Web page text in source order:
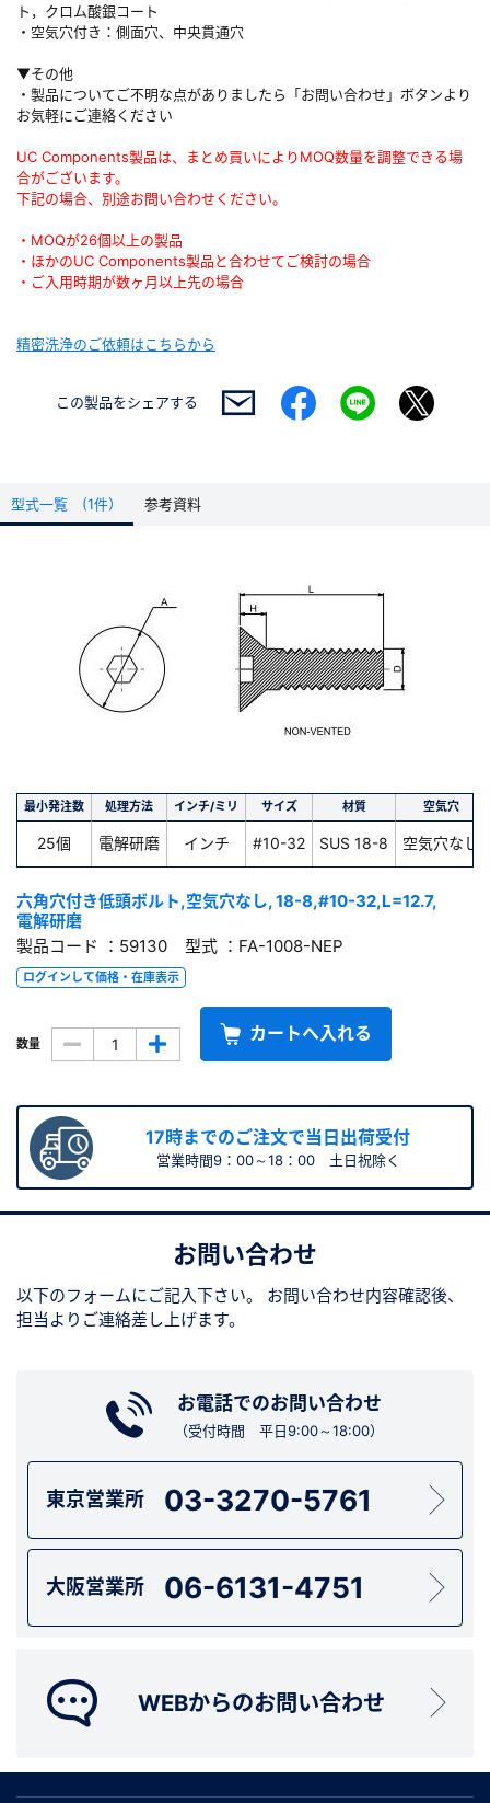
ト，クロム酸銀コート
・空気穴付き：側面穴、中央貫通穴
▼その他
・製品についてご不明な点がありましたら「お問い合わせ」ボタンより
お気軽にご連絡ください
UC Components製品は、まとめ買いによりMOQ数量を調整できる場
合がございます。
下記の場合、別途お問い合わせください。
・MOQが26個以上の製品
・ほかのUC Components製品と合わせてご検討の場合
・ご入用時期が数ヶ月以上先の場合
精密洗浄のご依頼はこちらから
この製品をシェアする
型式一覧 (1件） 参考資料
最小発注数 処理方法 インチ/ミリ サイズ 材質 空気穴
25個 電解研磨 インチ #10-32 SUS 18-8 空気穴なし
六角穴付き低頭ボルト,空気穴なし, 18-8,#10-32,L=12.7,
電解研磨
製品コード ：59130 型式 ：FA-1008-NEP
ログインして価格・在庫表示
数量 カートへ入れる
17時までのご注文で当日出荷受付
営業時間9：00～18：00 土日祝除く
お問い合わせ
以下のフォームにご記入下さい。
お問い合わせ内容確認後、
担当よりご連絡差し上げます。
お電話でのお問い合わせ
（受付時間 平日9:00～18:00）
東京営業所 03-3270-5761
大阪営業所 06-6131-4751
WEBからのお問い合わせ